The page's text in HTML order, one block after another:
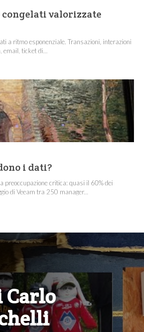
valorizzate
a ritmo esponenziale. Transazioni, interazioni
email, ticket di...
i dati?
preoccupazione critica: quasi il 60% dei
di Veeam tra 250 manager...